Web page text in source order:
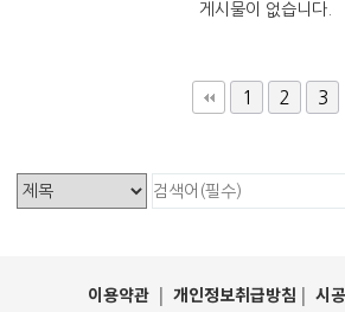
게시물이 없습니다.
1 2 3
이용약관 | 개인정보취급방침 | 시